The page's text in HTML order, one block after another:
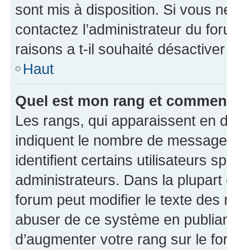
sont mis à disposition. Si vous
contactez l’administrateur du
raisons a t-il souhaité
Haut
Quel est mon rang et
Les rangs, qui apparaissent en
indiquent le nombre de
identifient certains utilisateurs
administrateurs. Dans la
forum peut modifier le texte
abuser de ce système en
d’augmenter votre rang sur le